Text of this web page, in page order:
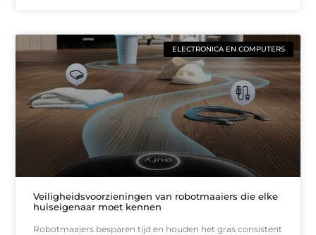
ELECTRONICA EN COMPUTERS
Veiligheidsvoorzieningen van robotmaaiers die elke
huiseigenaar moet kennen
Robotmaaiers besparen tijd en houden het gras consistent